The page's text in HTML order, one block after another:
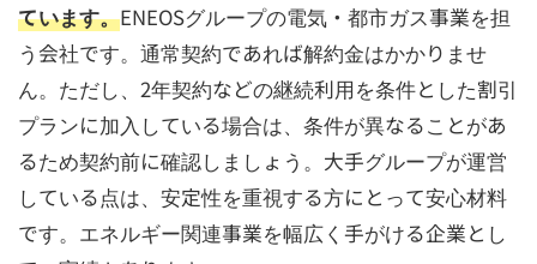
ています。ENEOSグループの電気・都市ガス事業を担
う会社です。通常契約であれば解約金はかかりませ
ん。ただし、2年契約などの継続利用を条件とした割引
プランに加入している場合は、条件が異なることがあ
るため契約前に確認しましょう。大手グループが運営
している点は、安定性を重視する方にとって安心材料
です。エネルギー関連事業を幅広く手がける企業とし